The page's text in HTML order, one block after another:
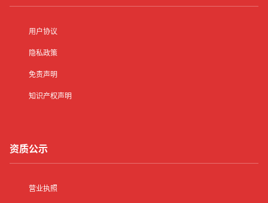
用户协议
隐私政策
免责声明
知识产权声明
资质公示
营业执照